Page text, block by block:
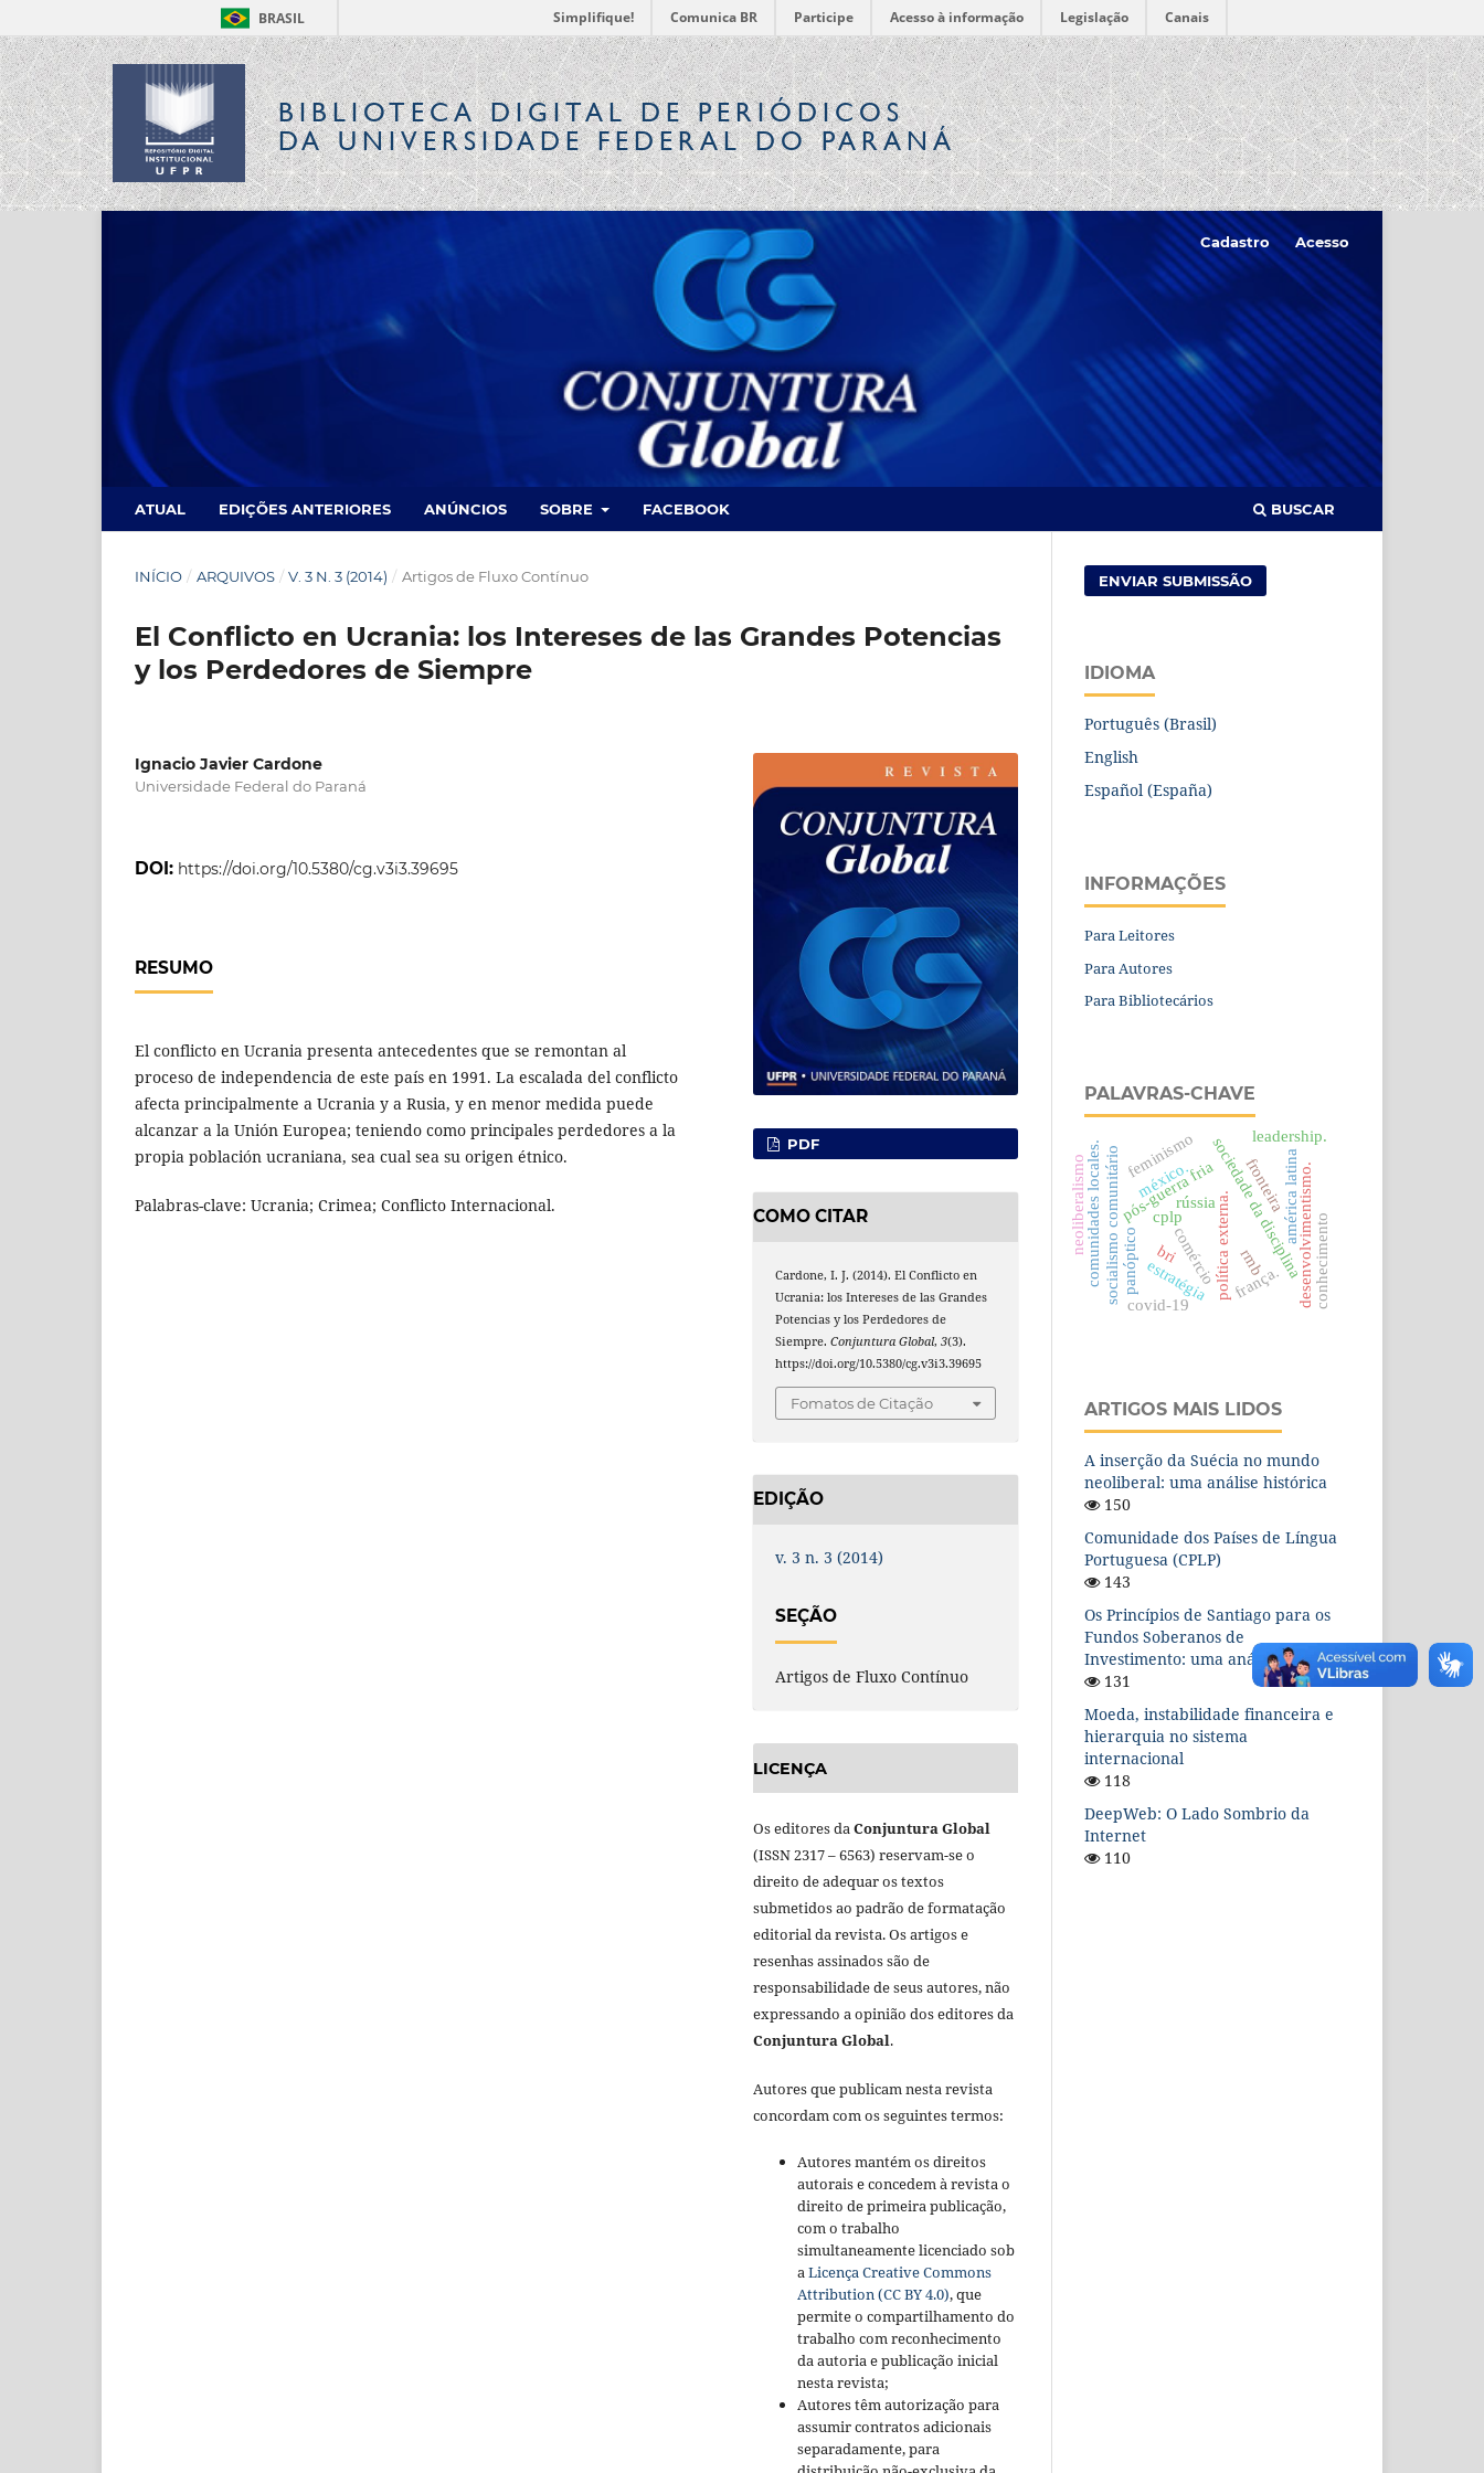
BRASIL Simplifique! Comunica BR Participe Acesso à informação Legislação Canais
BIBLIOTECA DIGITALDE PERIÓDICOS
DA UNIVERSIDADE FEDERAL DO PARANÁ
ATUAL EDIÇÕES ANTERIORES ANÚNCIOS SOBRE FACEBOOK BUSCAR
Cadastro Acesso
INÍCIO / ARQUIVOS / V. 3 N. 3 (2014) / Artigos de Fluxo Contínuo
El Conflicto en Ucrania: los Intereses de las Grandes Potencias
y los Perdedores de Siempre
Ignacio Javier Cardone
Universidade Federal do Paraná
DOI: https://doi.org/10.5380/cg.v3i3.39695
RESUMO
El conflicto en Ucrania presenta antecedentes que se remontan al
proceso de independencia de este país en 1991. La escalada del conflicto
afecta principalmente a Ucrania y a Rusia, y en menor medida puede
alcanzar a la Unión Europea; teniendo como principales perdedores a la
propia población ucraniana, sea cual sea su origen étnico.
Palabras-clave: Ucrania; Crimea; Conflicto Internacional.
PDF
COMO CITAR
Cardone, I. J. (2014). El Conflicto en
Ucrania: los Intereses de las Grandes
Potencias y los Perdedores de
Siempre.Conjuntura Global,3(3).
https://doi.org/10.5380/cg.v3i3.39695
Fomatos de Citação
EDIÇÃO
v. 3 n. 3 (2014)
SEÇÃO
Artigos de Fluxo Contínuo
LICENÇA
Os editores daConjuntura Global
(ISSN 2317 – 6563) reservam-se o
direito de adequar os textos
submetidos ao padrão de formatação
editorial da revista. Os artigos e
resenhas assinados são de
responsabilidade de seus autores, não
expressando a opinião dos editores da
Conjuntura Global.
Autores que publicam nesta revista
concordam com os seguintes termos:
Autores mantém os direitos
autorais e concedem à revista o
direito de primeira publicação,
com o trabalho
simultaneamente licenciado sob
aLicença Creative Commons
Attribution (CC BY 4.0), que
permite o compartilhamento do
trabalho com reconhecimento
da autoria e publicação inicial
nesta revista;
Autores têm autorização para
assumir contratos adicionais
separadamente, para
ENVIAR SUBMISSÃO
IDIOMA
Português (Brasil)
English
Español (España)
INFORMAÇÕES
Para Leitores
Para Autores
Para Bibliotecários
PALAVRAS-CHAVE
cplp sociedade da disciplina
rmb
comérciopolítica externa.
pós-guerra fria
rússia desenvolvimentismo.
socialismo comunitário bri
panóptico
méxico. américa latina
feminismo
conhecimento
fronteira
comunidades locales. frança.
estratégia
neoliberalismo
leadership.
covid-19
ARTIGOS MAIS LIDOS
A inserção da Suécia no mundo
neoliberal: uma análise histórica
150
Comunidade dos Países de Língua
Portuguesa (CPLP)
143
Os Princípios de Santiago para os
Fundos Soberanos de
Investimento: uma análise teórica
131
Moeda, instabilidade financeira e
hierarquia no sistema
internacional
118
DeepWeb: O Lado Sombrio da
Internet
110